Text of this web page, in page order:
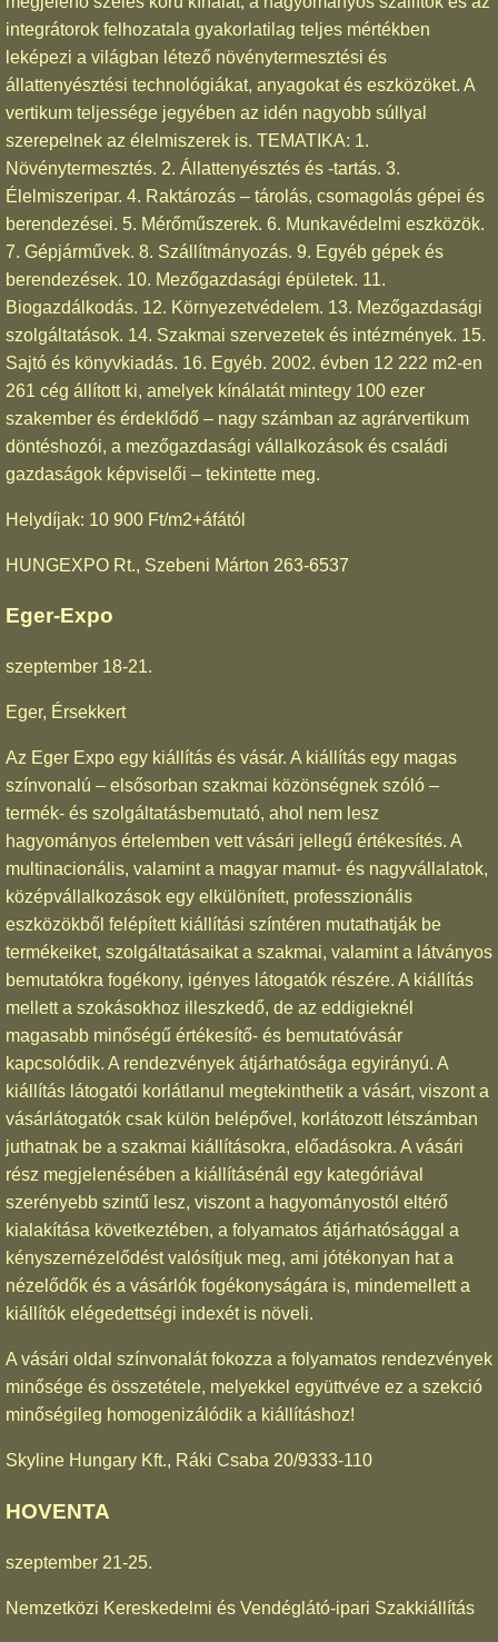
integrátorok felhozatala gyakorlatilag teljes mértékben
leképezi a világban létező növénytermesztési és
állattenyésztési technológiákat, anyagokat és eszközöket. A
vertikum teljessége jegyében az idén nagyobb súllyal
szerepelnek az élelmiszerek is. TEMATIKA: 1.
Növénytermesztés. 2. Állattenyésztés és -tartás. 3.
Élelmiszeripar. 4. Raktározás – tárolás, csomagolás gépei és
berendezései. 5. Mérőműszerek. 6. Munkavédelmi eszközök.
7. Gépjárművek. 8. Szállítmányozás. 9. Egyéb gépek és
berendezések. 10. Mezőgazdasági épületek. 11.
Biogazdálkodás. 12. Környezetvédelem. 13. Mezőgazdasági
szolgáltatások. 14. Szakmai szervezetek és intézmények. 15.
Sajtó és könyvkiadás. 16. Egyéb. 2002. évben 12 222 m2-en
261 cég állított ki, amelyek kínálatát mintegy 100 ezer
szakember és érdeklődő – nagy számban az agrárvertikum
döntéshozói, a mezőgazdasági vállalkozások és családi
gazdaságok képviselői – tekintette meg.
Helydíjak: 10 900 Ft/m2+áfától
HUNGEXPO Rt., Szebeni Márton 263-6537
Eger-Expo
szeptember 18-21.
Eger, Érsekkert
Az Eger Expo egy kiállítás és vásár. A kiállítás egy magas
színvonalú – elsősorban szakmai közönségnek szóló –
termék- és szolgáltatásbemutató, ahol nem lesz
hagyományos értelemben vett vásári jellegű értékesítés. A
multinacionális, valamint a magyar mamut- és nagyvállalatok,
középvállalkozások egy elkülönített, professzionális
eszközökből felépített kiállítási színtéren mutathatják be
termékeiket, szolgáltatásaikat a szakmai, valamint a látványos
bemutatókra fogékony, igényes látogatók részére. A kiállítás
mellett a szokásokhoz illeszkedő, de az eddigieknél
magasabb minőségű értékesítő- és bemutatóvásár
kapcsolódik. A rendezvények átjárhatósága egyirányú. A
kiállítás látogatói korlátlanul megtekinthetik a vásárt, viszont a
vásárlátogatók csak külön belépővel, korlátozott létszámban
juthatnak be a szakmai kiállításokra, előadásokra. A vásári
rész megjelenésében a kiállításénál egy kategóriával
szerényebb szintű lesz, viszont a hagyományostól eltérő
kialakítása következtében, a folyamatos átjárhatósággal a
kényszernézelődést valósítjuk meg, ami jótékonyan hat a
nézelődők és a vásárlók fogékonyságára is, mindemellett a
kiállítók elégedettségi indexét is növeli.
A vásári oldal színvonalát fokozza a folyamatos rendezvények
minősége és összetétele, melyekkel együttvéve ez a szekció
minőségileg homogenizálódik a kiállításhoz!
Skyline Hungary Kft., Ráki Csaba 20/9333-110
HOVENTA
szeptember 21-25.
Nemzetközi Kereskedelmi és Vendéglátó-ipari Szakkiállítás